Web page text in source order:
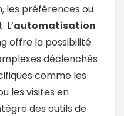
les préférences ou
automatisation
offre la possibilité
déclenchés
comme les
les visites en
des outils de